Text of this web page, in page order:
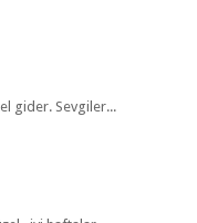
gider. Sevgiler...